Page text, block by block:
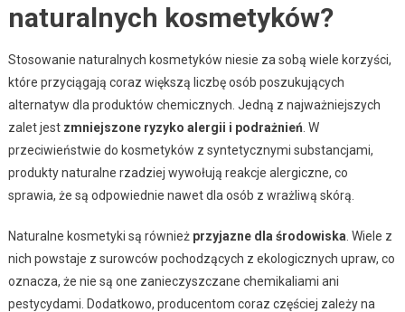
naturalnych kosmetyków?
Stosowanie naturalnych kosmetyków niesie za sobą wiele korzyści,
które przyciągają coraz większą liczbę osób poszukujących
alternatyw dla produktów chemicznych. Jedną z najważniejszych
zalet jest zmniejszone ryzyko alergii i podrażnień . W
przeciwieństwie do kosmetyków z syntetycznymi substancjami,
produkty naturalne rzadziej wywołują reakcje alergiczne, co
sprawia, że są odpowiednie nawet dla osób z wrażliwą skórą.
Naturalne kosmetyki są również przyjazne dla środowiska . Wiele z
nich powstaje z surowców pochodzących z ekologicznych upraw, co
oznacza, że nie są one zanieczyszczane chemikaliami ani
pestycydami. Dodatkowo, producentom coraz częściej zależy na